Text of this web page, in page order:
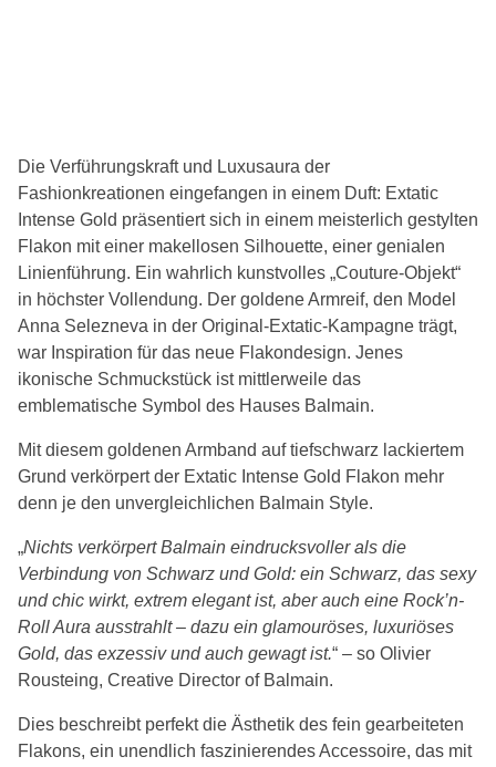
Die Verführungskraft und Luxusaura der
Fashionkreationen eingefangen in einem Duft: Extatic
Intense Gold präsentiert sich in einem meisterlich gestylten
Flakon mit einer makellosen Silhouette, einer genialen
Linienführung. Ein wahrlich kunstvolles „Couture-Objekt“
in höchster Vollendung. Der goldene Armreif, den Model
Anna Selezneva in der Original-Extatic-Kampagne trägt,
war Inspiration für das neue Flakondesign. Jenes
ikonische Schmuckstück ist mittlerweile das
emblematische Symbol des Hauses Balmain.
Mit diesem goldenen Armband auf tiefschwarz lackiertem
Grund verkörpert der Extatic Intense Gold Flakon mehr
denn je den unvergleichlichen Balmain Style.
„Nichts verkörpert Balmain eindrucksvoller als die
Verbindung von Schwarz und Gold: ein Schwarz, das sexy
und chic wirkt, extrem elegant ist, aber auch eine Rock’n-
Roll Aura ausstrahlt – dazu ein glamouröses, luxuriöses
Gold, das exzessiv und auch gewagt ist.“ – so Olivier
Rousteing, Creative Director of Balmain.
Dies beschreibt perfekt die Ästhetik des fein gearbeiteten
Flakons, ein unendlich faszinierendes Accessoire, das mit